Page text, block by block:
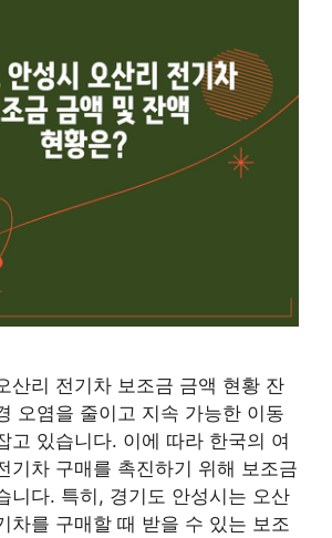
산리 전기차 보조금 금액 현황 잔
오염을 줄이고 지속 가능한 이동
고 있습니다. 이에 따라 한국의 여
기차 구매를 촉진하기 위해 보조금
니다. 특히, 경기도 안성시는 오산
차를 구매할 때 받을 수 있는 보조